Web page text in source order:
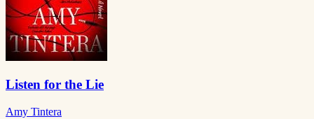
Listen for the Lie
Amy Tintera